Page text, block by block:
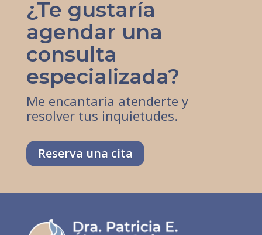
¿Te gustaría
agendar una
consulta
especializada?
Me encantaría atenderte y
resolver tus inquietudes.
Reserva una cita